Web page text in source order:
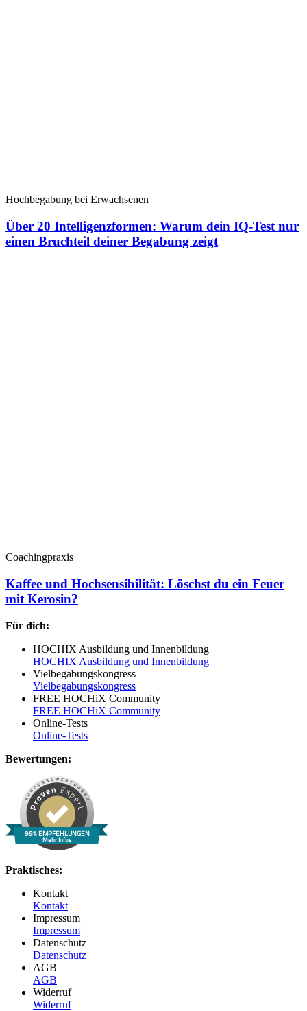
Hochbegabung bei Erwachsenen
Über 20 Intelligenzformen: Warum dein IQ-Test nur
einen Bruchteil deiner Begabung zeigt
Coachingpraxis
Kaffee und Hochsensibilität: Löschst du ein Feuer
mit Kerosin?
Für dich:
HOCHIX Ausbildung und Innenbildung
HOCHIX Ausbildung und Innenbildung
Vielbegabungskongress
Vielbegabungskongress
FREE HOCHiX Community
FREE HOCHiX Community
Online-Tests
Online-Tests
Bewertungen:
99% EMPFEHLUNGEN
Mehr Infos
Praktisches:
Kontakt
Kontakt
Impressum
Impressum
Datenschutz
Datenschutz
AGB
AGB
Widerruf
Widerruf